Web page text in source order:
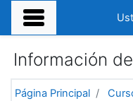
Salta al contenido principal
Información
Página Principal